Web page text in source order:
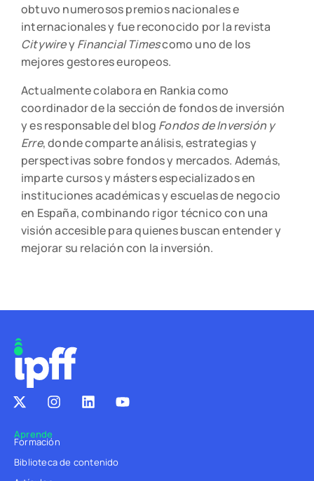
obtuvo numerosos premios nacionales e
internacionales y fue reconocido por la revista
CitywireyFinancial Timescomo uno de los
mejores gestores europeos.
Actualmente colabora en Rankia como
coordinador de la sección de fondos de inversión
y es responsable del blog Fondos de Inversión y
Erre, donde comparte análisis, estrategias y
perspectivas sobre fondos y mercados. Además,
imparte cursos y másters especializados en
instituciones académicas y escuelas de negocio
en España, combinando rigor técnico con una
visión accesible para quienes buscan entender y
mejorar su relación con la inversión.
Aprende
Formación
Biblioteca de contenido